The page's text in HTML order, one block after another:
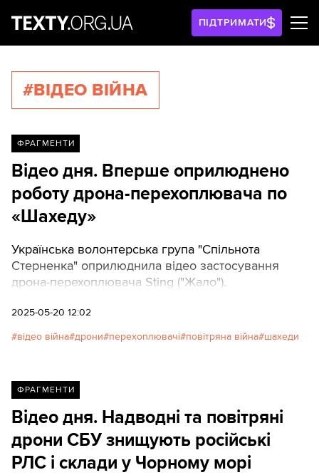
ПІДТРИМАТИ
#ВІДЕО ВІЙНА
ФРАГМЕНТИ
Відео дня. Вперше оприлюднено
роботу дрона-перехоплювача по
«Шахеду»
Українська волонтерська група "Спільнота
Стерненка" оприлюднила відео застосування
дрона-перехоплювача Sting ("Жало").
2025-05-20 12:02
відео війна дрони перехоплювачі повітряна війна шахеди
ФРАГМЕНТИ
Відео дня. Надводні та повітряні
дрони СБУ знищують російські
РЛС і склади у Чорному морі